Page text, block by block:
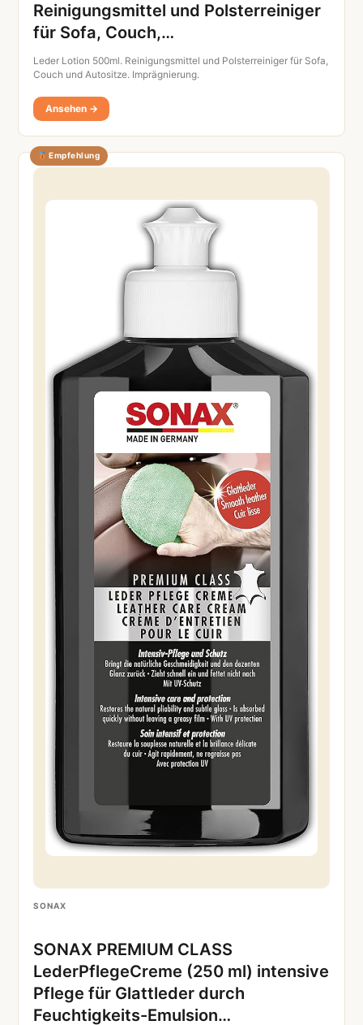
Reinigungsmittel und Polsterreiniger
für Sofa, Couch,…
Leder Lotion 500ml. Reinigungsmittel und Polsterreiniger für Sofa,
Couch und Autositze. Imprägnierung.
Ansehen →
Empfehlung
SONAX
SONAX PREMIUM CLASS
LederPflegeCreme (250 ml) intensive
Pflege für Glattleder durch
Feuchtigkeits-Emulsion…